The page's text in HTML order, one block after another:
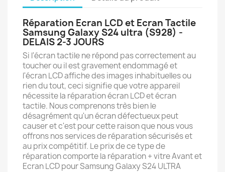
Réparation Ecran LCD et Ecran Tactile
Samsung Galaxy S24 ultra (S928) -
DELAIS 2-3 JOURS
Si l'écran tactile ne répond pas correctement au
toucher ou il est gravement endommagé et
l'écran LCD affiche des images inhabituelles ou
rien du tout, ceci signifie que votre appareil
nécessite la réparation écran LCD et écran
tactile. Nous comprenons très bien le
désagrément qu'un écran défectueux peut
causer et c'est pour cette raison que nous vous
offrons nos services de réparation sécurisés et
au prix compétitif. Le prix de ce type de
réparation comporte la réparation + vitre Avant et
Ecran LCD pour Samsung Galaxy S24 ULTRA